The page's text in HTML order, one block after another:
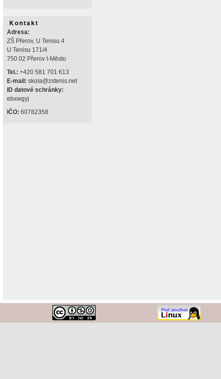
Kontakt
Adresa:
ZŠ Přerov, U Tenisu 4
U Tenisu 171/4
750 02 Přerov I-Město
Tel.: +420 581 701 613
E-mail: skola@zstenis.net
ID datové schránky:
ebxwgyj
IČO: 60782358